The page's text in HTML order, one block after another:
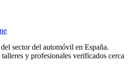
sector del automóvil en España.
y profesionales verificados cerca